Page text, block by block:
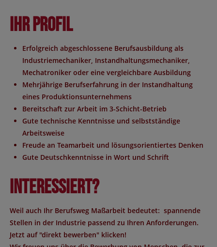
Ihr Profil
Erfolgreich abgeschlossene Berufsausbildung als
Industriemechaniker, Instandhaltungsmechaniker,
Mechatroniker oder eine vergleichbare Ausbildung
Mehrjährige Berufserfahrung in der Instandhaltung
eines Produktionsunternehmens
Bereitschaft zur Arbeit im 3-Schicht-Betrieb
Gute technische Kenntnisse und selbstständige
Arbeitsweise
Freude an Teamarbeit und lösungsorientiertes Denken
Gute Deutschkenntnisse in Wort und Schrift
Interessiert?
Weil auch Ihr Berufsweg Maßarbeit bedeutet: spannende
Stellen in der Industrie passend zu Ihren Anforderungen.
Jetzt auf "direkt bewerben" klicken!